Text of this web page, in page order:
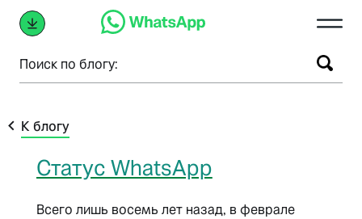
Поиск по блогу:
К блогу
Статус WhatsApp
Всего лишь восемь лет назад, в феврале